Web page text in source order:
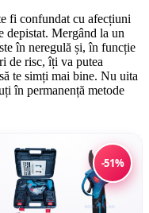
fi confundat cu afecțiuni
depistat. Mergând la un
în neregulă și, în funcție
de risc, îți va putea
te simți mai bine. Nu uita
în permanență metode
-51%